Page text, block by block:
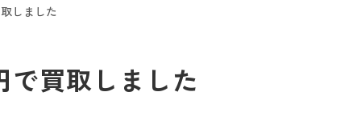
しました
で買取しました